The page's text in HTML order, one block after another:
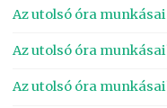
Az utolsó óra
Az utolsó óra
Az utolsó óra